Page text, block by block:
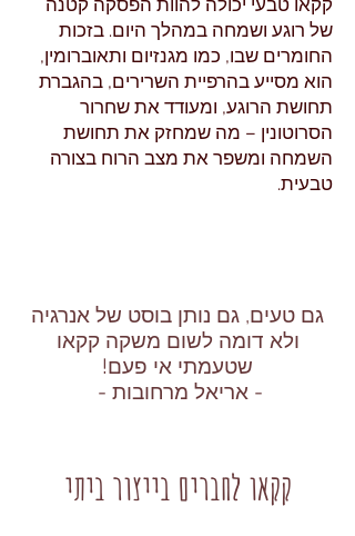
קקאו טבעי יכולה להוות הפסקה קטנה
של רוגע ושמחה במהלך היום. בזכות
החומרים שבו, כמו מגנזיום ותאוברומין,
הוא מסייע בהרפיית השרירים, בהגברת
תחושת הרוגע, ומעודד את שחרור
הסרוטונין – מה שמחזק את תחושת
השמחה ומשפר את מצב הרוח בצורה
טבעית.
גם טעים, גם נותן בוסט של אנרגיה
ולא דומה לשום משקה קקאו
שטעמתי אי פעם!
- אריאל מרחובות -
קקאו לחברים בייצור ביתי